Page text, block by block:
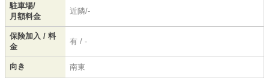
駐車場/
月額料金
近隣/-
保険加入 / 料
金
有 / -
向き 南東